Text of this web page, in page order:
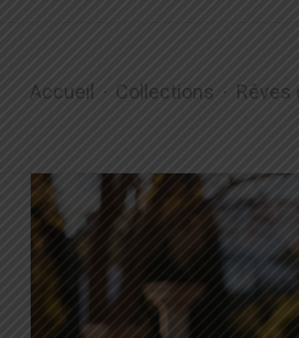
Accueil Collections